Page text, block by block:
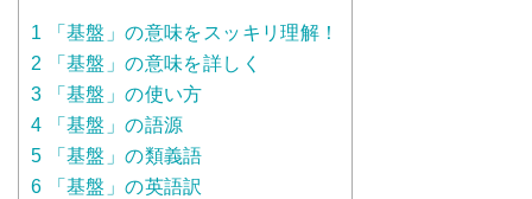
1 「基盤」の意味をスッキリ理解！
2 「基盤」の意味を詳しく
3 「基盤」の使い方
4 「基盤」の語源
5 「基盤」の類義語
6 「基盤」の英語訳